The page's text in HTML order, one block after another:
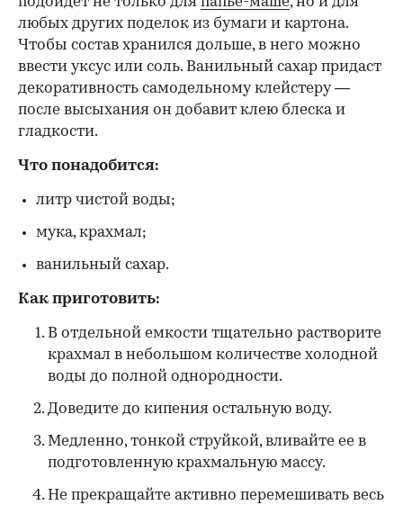
любых других поделок из бумаги и картона.
Чтобы состав хранился дольше, в него можно
ввести уксус или соль. Ванильный сахар придаст
декоративность самодельному клейстеру —
после высыхания он добавит клею блеска и
гладкости.
Что понадобится:
литр чистой воды;
мука, крахмал;
ванильный сахар.
Как приготовить:
В отдельной емкости тщательно растворите
крахмал в небольшом количестве холодной
воды до полной однородности.
Доведите до кипения остальную воду.
Медленно, тонкой струйкой, вливайте ее в
подготовленную крахмальную массу.
Не прекращайте активно перемешивать весь